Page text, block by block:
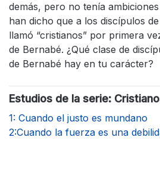
demás, pero no tenía
han dicho que a los discípulos
llamó “cristianos” por primera
de Bernabé. ¿Qué clase de
de Bernabé hay en tu carácter?
Estudios de la serie:
1: Cuando el justo es mundano
2:Cuando la fuerza es una